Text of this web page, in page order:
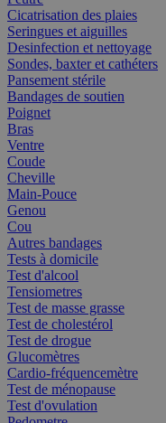
Cicatrisation des plaies
Seringues et aiguilles
Desinfection et nettoyage
Sondes, baxter et cathéters
Pansement stérile
Bandages de soutien
Poignet
Bras
Ventre
Coude
Cheville
Main-Pouce
Genou
Cou
Autres bandages
Tests à domicile
Test d'alcool
Tensiometres
Test de masse grasse
Test de cholestérol
Test de drogue
Glucomètres
Cardio-fréquencemètre
Test de ménopause
Test d'ovulation